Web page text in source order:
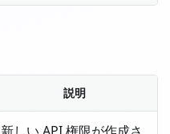
説明